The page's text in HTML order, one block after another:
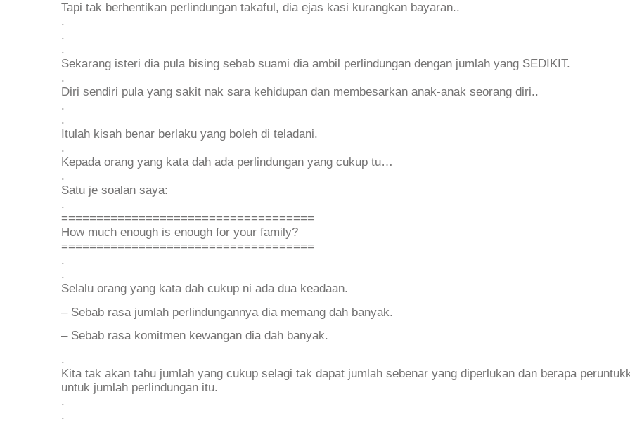
Tapi tak berhentikan perlindungan takaful, dia ejas kasi kurangkan bayaran..
.
.
.
Sekarang isteri dia pula bising sebab suami dia ambil perlindungan dengan jumlah yang SEDIKIT.
.
Diri sendiri pula yang sakit nak sara kehidupan dan membesarkan anak-anak seorang diri..
.
.
Itulah kisah benar berlaku yang boleh di teladani.
.
Kepada orang yang kata dah ada perlindungan yang cukup tu…
.
Satu je soalan saya:
.
====================================
How much enough is enough for your family?
====================================
.
.
Selalu orang yang kata dah cukup ni ada dua keadaan.
– Sebab rasa jumlah perlindungannya dia memang dah banyak.
– Sebab rasa komitmen kewangan dia dah banyak.
.
Kita tak akan tahu jumlah yang cukup selagi tak dapat jumlah sebenar yang diperlukan dan berapa
untuk jumlah perlindungan itu.
.
.